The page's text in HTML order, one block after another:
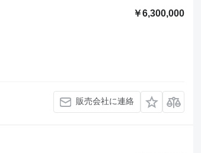
￥6,300,000
販売会社に連絡